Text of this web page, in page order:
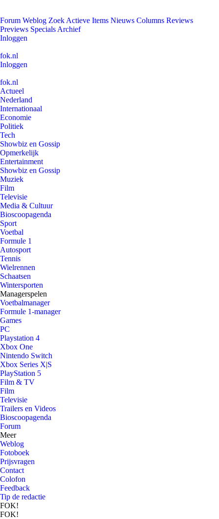
Forum Weblog Zoek Actieve Items Nieuws Columns Reviews
Previews Specials Archief
Inloggen
fok.nl
Inloggen
fok.nl
Actueel
Nederland
Internationaal
Economie
Politiek
Tech
Showbiz en Gossip
Opmerkelijk
Entertainment
Showbiz en Gossip
Muziek
Film
Televisie
Media & Cultuur
Bioscoopagenda
Sport
Voetbal
Formule 1
Autosport
Tennis
Wielrennen
Schaatsen
Wintersporten
Managerspelen
Voetbalmanager
Formule 1-manager
Games
PC
Playstation 4
Xbox One
Nintendo Switch
Xbox Series X|S
PlayStation 5
Film & TV
Film
Televisie
Trailers en Videos
Bioscoopagenda
Forum
Meer
Weblog
Fotoboek
Prijsvragen
Contact
Colofon
Feedback
Tip de redactie
FOK!
FOK!